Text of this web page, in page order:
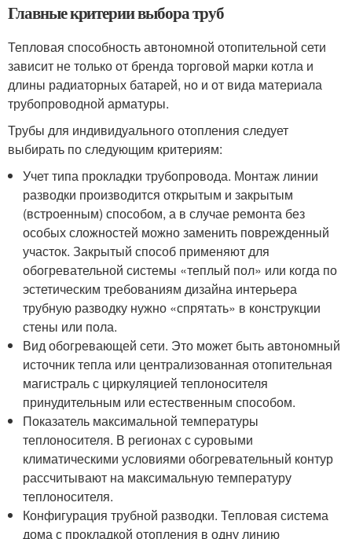
Главные критерии выбора труб
Тепловая способность автономной отопительной сети
зависит не только от бренда торговой марки котла и
длины радиаторных батарей, но и от вида материала
трубопроводной арматуры.
Трубы для индивидуального отопления следует
выбирать по следующим критериям:
Учет типа прокладки трубопровода. Монтаж линии
разводки производится открытым и закрытым
(встроенным) способом, а в случае ремонта без
особых сложностей можно заменить поврежденный
участок. Закрытый способ применяют для
обогревательной системы «теплый пол» или когда по
эстетическим требованиям дизайна интерьера
трубную разводку нужно «спрятать» в конструкции
стены или пола.
Вид обогревающей сети. Это может быть автономный
источник тепла или централизованная отопительная
магистраль с циркуляцией теплоносителя
принудительным или естественным способом.
Показатель максимальной температуры
теплоносителя. В регионах с суровыми
климатическими условиями обогревательный контур
рассчитывают на максимальную температуру
теплоносителя.
Конфигурация трубной разводки. Тепловая система
дома с прокладкой отопления в одну линию